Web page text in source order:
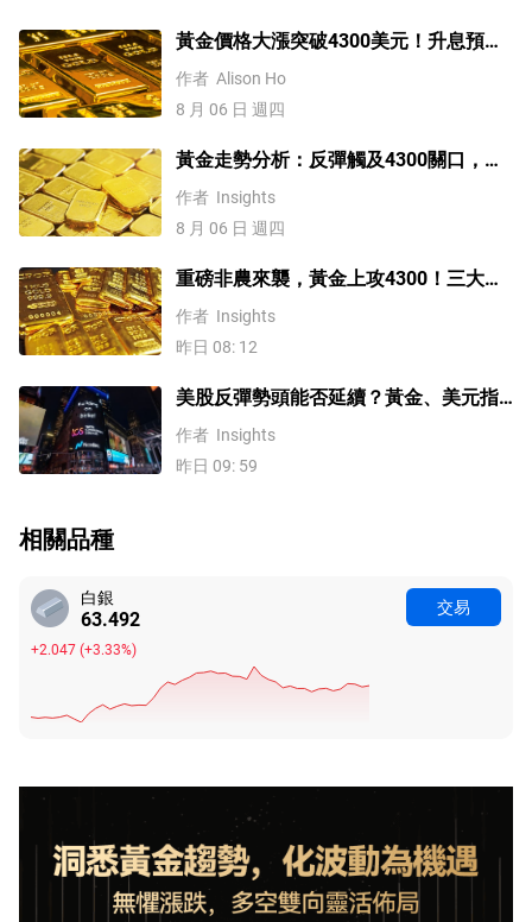
黃金價格大漲突破4300美元！升息預期
降溫疊加央行購金，未來持續漲？
作者 Alison Ho
8 月 06 日 週四
黃金走勢分析：反彈觸及4300關口，
「雙底」確立劍指這一目標！
作者 Insights
8 月 06 日 週四
重磅非農來襲，黃金上攻4300！三大因
素預示金價升勢有望延續
作者 Insights
昨日 08: 12
美股反彈勢頭能否延續？黃金、美元指
數、費半指數、納指100技術分析
作者 Insights
昨日 09: 59
相關品種
白銀
63.492
+2.047(+3.33%)
交易